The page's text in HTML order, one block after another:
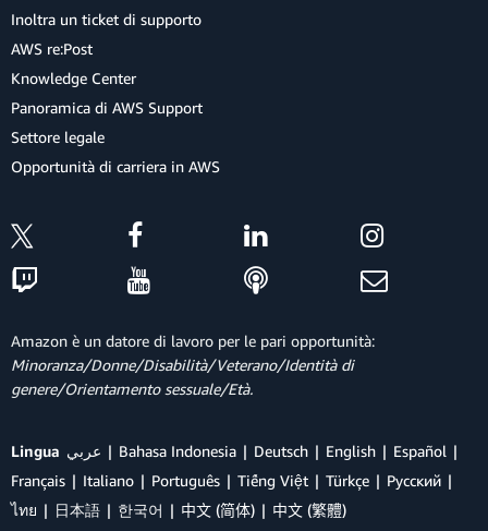
Inoltra un ticket di supporto
AWS re:Post
Knowledge Center
Panoramica di AWS Support
Settore legale
Opportunità di carriera in AWS
Amazon è un datore di lavoro per le pari opportunità:
Minoranza/Donne/Disabilità/Veterano/Identità di
genere/Orientamento sessuale/Età.
Lingua عربي Bahasa Indonesia Deutsch English
Español
Français
Italiano Português Tiếng Việt Türkçe
Ρусский
ไทย
日本語 한국어 中文 (简体) 中文 (繁體)